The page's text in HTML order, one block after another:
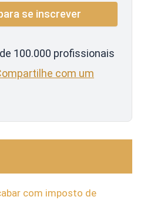
100.000 profissionais
com um
com imposto de